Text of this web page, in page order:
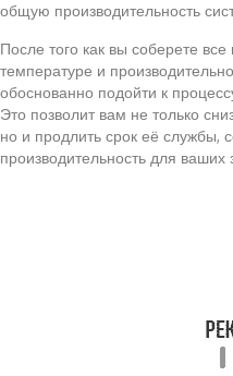
общую производительность
После того как вы соберете
температуре и
обоснованно подойти к
Это позволит вам не только
но и продлить срок её службы,
производительность для ваших